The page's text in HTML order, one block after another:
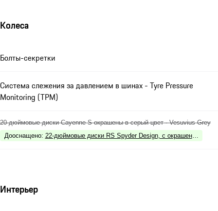
Колеса
Болты-секретки
Система слежения за давлением в шинах - Tyre Pressure
Monitoring (TPM)
20-дюймовые диски Cayenne S окрашены в серый цвет - Vesuvius Grey
Дооснащено: 22-дюймовые диски RS Spyder Design, c окрашенными
Интерьер